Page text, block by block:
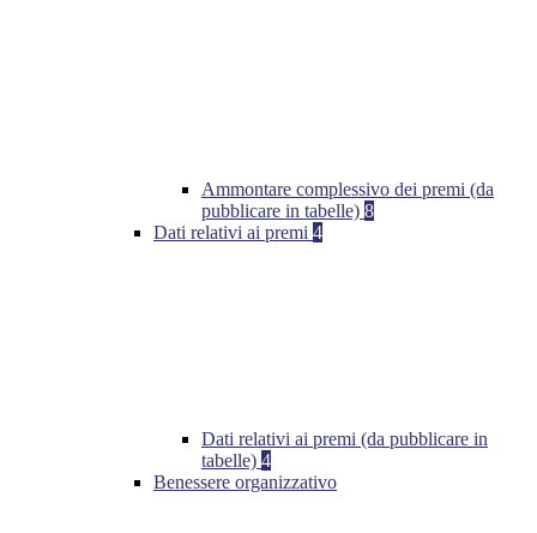
Ammontare complessivo dei premi (da
pubblicare in tabelle) 8
Dati relativi ai premi 4
Dati relativi ai premi (da pubblicare in
tabelle) 4
Benessere organizzativo